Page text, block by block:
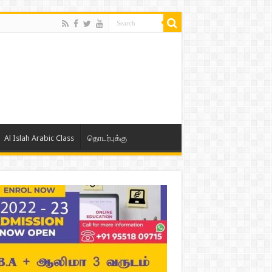
Al Islah Arabic Class தொடர்புக்கு